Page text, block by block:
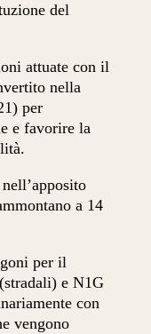
del
attuate con il
nella
per
e favorire la
a 14
per il
e N1G
con
vengono